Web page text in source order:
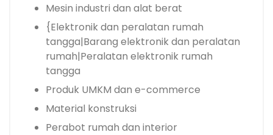
Mesin industri dan alat berat
{Elektronik dan peralatan rumah
tangga|Barang elektronik dan peralatan
rumah|Peralatan elektronik rumah
tangga
Produk UMKM dan e-commerce
Material konstruksi
Perabot rumah dan interior